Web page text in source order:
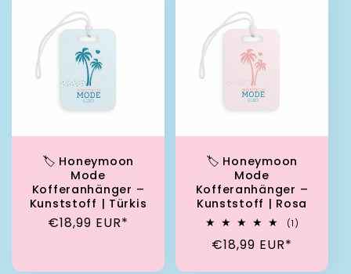
🏷️ Honeymoon
Mode
Kofferanhänger –
Kunststoff | Türkis
Normaler Preis
€18,99 EUR*
🏷️ Honeymoon
Mode
Kofferanhänger –
Kunststoff | Rosa
(1)
Normaler Preis
€18,99 EUR*